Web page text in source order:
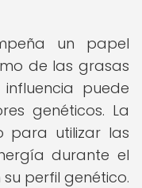
un papel
de las grasas
puede
genéticos. La
para utilizar las
durante el
perfil genético.